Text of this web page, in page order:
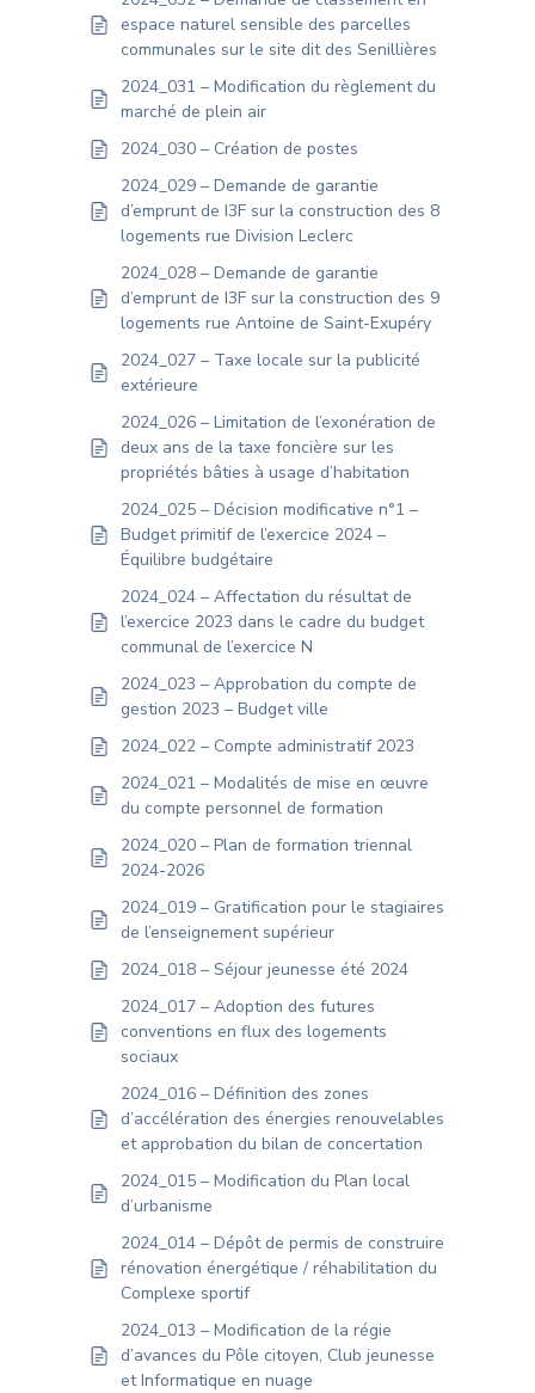
espace naturel sensible des parcelles
communales sur le site dit des Senillières
2024_031 – Modification du règlement du
marché de plein air
2024_030 – Création de postes
2024_029 – Demande de garantie
d’emprunt de I3F sur la construction des 8
logements rue Division Leclerc
2024_028 – Demande de garantie
d’emprunt de I3F sur la construction des 9
logements rue Antoine de Saint-Exupéry
2024_027 – Taxe locale sur la publicité
extérieure
2024_026 – Limitation de l’exonération de
deux ans de la taxe foncière sur les
propriétés bâties à usage d’habitation
2024_025 – Décision modificative n°1 –
Budget primitif de l’exercice 2024 –
Équilibre budgétaire
2024_024 – Affectation du résultat de
l’exercice 2023 dans le cadre du budget
communal de l’exercice N
2024_023 – Approbation du compte de
gestion 2023 – Budget ville
2024_022 – Compte administratif 2023
2024_021 – Modalités de mise en œuvre
du compte personnel de formation
2024_020 – Plan de formation triennal
2024-2026
2024_019 – Gratification pour le stagiaires
de l’enseignement supérieur
2024_018 – Séjour jeunesse été 2024
2024_017 – Adoption des futures
conventions en flux des logements
sociaux
2024_016 – Définition des zones
d’accélération des énergies renouvelables
et approbation du bilan de concertation
2024_015 – Modification du Plan local
d’urbanisme
2024_014 – Dépôt de permis de construire
rénovation énergétique / réhabilitation du
Complexe sportif
2024_013 – Modification de la régie
d’avances du Pôle citoyen, Club jeunesse
et Informatique en nuage